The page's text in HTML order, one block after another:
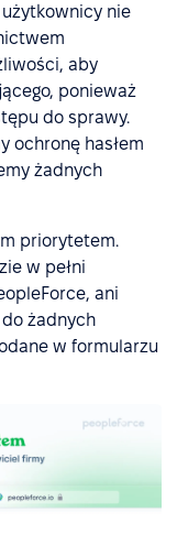
użytkownicy nie
aby
ponieważ
do sprawy.
ochronę hasłem
żadnych
priorytetem.
w pełni
ani
żadnych
w formularzu